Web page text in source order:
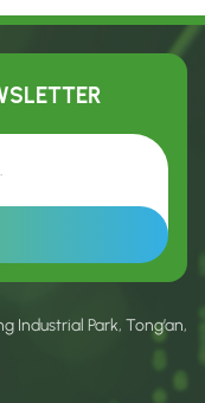
Industrial Park, Tong’an,